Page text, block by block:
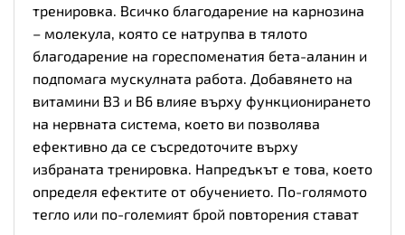
тренировка. Всичко благодарение на карнозина
– молекула, която се натрупва в тялото
благодарение на гореспоменатия бета-аланин и
подпомага мускулната работа. Добавянето на
витамини B3 и B6 влияе върху функционирането
на нервната система, което ви позволява
ефективно да се съсредоточите върху
избраната тренировка. Напредъкът е това, което
определя ефектите от обучението. По-голямото
тегло или по-големият брой повторения стават